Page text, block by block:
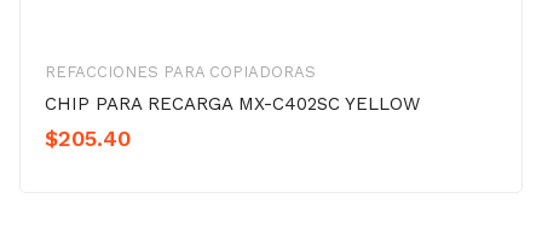
REFACCIONES PARA COPIADORAS
CHIP PARA RECARGA MX-C402SC YELLOW
$205.40